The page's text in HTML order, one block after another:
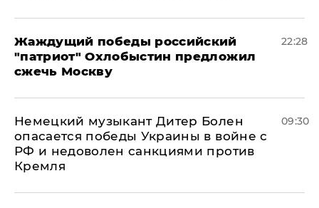
Жаждущий победы российский
"патриот" Охлобыстин предложил
сжечь Москву
22:28
Немецкий музыкант Дитер Болен
опасается победы Украины в войне с
РФ и недоволен санкциями против
Кремля
09:30